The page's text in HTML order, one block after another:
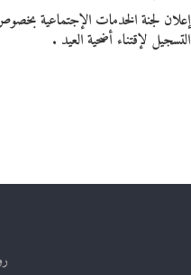
إعلان لجنة الخدمات الإجتماعية
التسجيل لإقتناء أضحية العيد .